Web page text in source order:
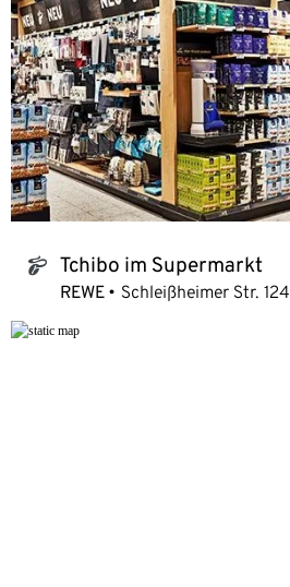
tchibo_logo Tchibo im Supermarkt
REWE Schleißheimer Str. 124